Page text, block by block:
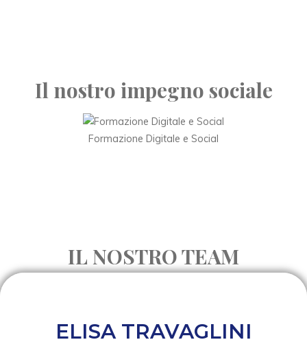
Il nostro impegno sociale
Formazione Digitale e Social
IL NOSTRO TEAM
ELISA TRAVAGLINI